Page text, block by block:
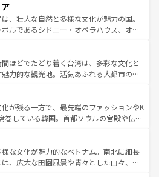
ンズでは、音楽と美食が融合した独特の
者はアメリカの各地域で異なる魅力を楽
多様性と豊かな歴史を感じることができ
イルだ。 なお、新着のアメリカ
ツ一覧を参照してほしい。
い。また、定番の観光地といえばオアフ
然を求めるならマウイ島やカウアイ島が
ルドグリーンに輝く海をはじめ、豊かな
心で訪れる人々を迎えてくれるハワイの
ーカルフードやハワイアンミュージッ
ダンスなど、すべてがハワイの魅力を彩
い。 なお、新着のハワイ情報
を参照してほしい。
、壮大な自然と多様な文化が魅力の国。
ルであるシドニー・オペラハウス、オー
中央部にそびえるウルル（エアーズロッ
の美しい原生林やケアンズの熱帯雨林な
くさん。また、カフェやワイン、オージ
ティも充実しており、サーフィンやダイ
グなど、アウトドア好きにはたまらな
アの多彩な魅力を存分に味わいつくそ
ほどでたどり着く台湾は、多彩な文化と
力的な観光地。活気あふれる大都市の台
岳地帯である台湾東部など、都市の喧騒
共存しており、訪れる人に新しい発見と
くれる。また、奥深い台湾の食文化も魅
のスイーツなど、バラエティ豊かな料理
わえる。 なお、新着の台湾情報は コンテンツ一覧を参
が残る一方で、最先端のファッションやK
巻している韓国。首都ソウルの宮殿や伝統
ばせば四季折々の自然美を楽しむことが
キムチや焼肉、絶品のストリートフード
韓国料理が待っている。夜には、韓国な
な文化が魅力的なベトナム。南北に細長
、広大な田園風景や青々とした山々、世